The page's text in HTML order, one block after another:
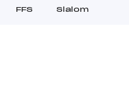
FFS Slalom